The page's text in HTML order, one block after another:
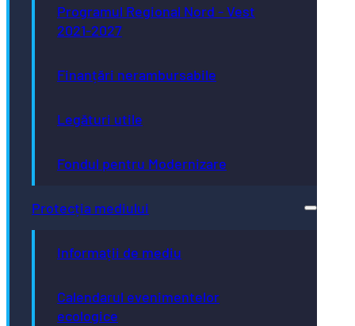
Programul Regional Nord - Vest
2021-2027
Finanțări nerambursabile
Legături utile
Fondul pentru Modernizare
Protecția mediului
Informații de mediu
Calendarul evenimentelor
ecologice